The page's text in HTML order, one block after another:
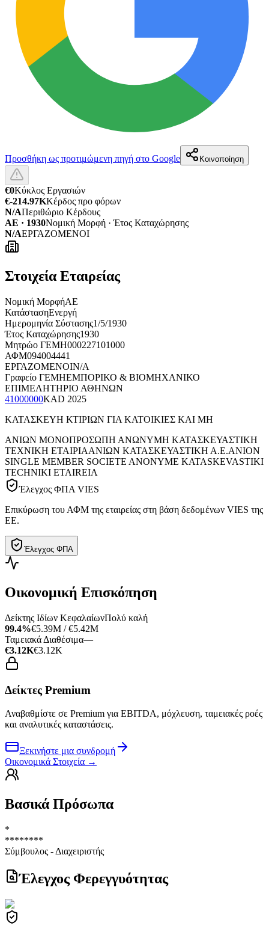
Προσθήκη ως προτιμώμενη πηγή στο Google Κοινοποίηση
€0Κύκλος Εργασιών
€-214.97KΚέρδος προ φόρων
N/AΠεριθώριο Κέρδους
ΑΕ · 1930Νομική Μορφή · Έτος Καταχώρησης
N/AΕΡΓΑΖΟΜΕΝΟΙ
Στοιχεία Εταιρείας
Νομική ΜορφήΑΕ
ΚατάστασηΕνεργή
Ημερομηνία Σύστασης1/5/1930
Έτος Καταχώρησης1930
Μητρώο ΓΕΜΗ000227101000
ΑΦΜ094004441
ΕΡΓΑΖΟΜΕΝΟΙN/A
Γραφείο ΓΕΜΗΕΜΠΟΡΙΚΟ & ΒΙΟΜΗΧΑΝΙΚΟ
ΕΠΙΜΕΛΗΤΗΡΙΟ ΑΘΗΝΩΝ
41000000KAD 2025
ΚΑΤΑΣΚΕΥΗ ΚΤΙΡΙΩΝ ΓΙΑ ΚΑΤΟΙΚΙΕΣ ΚΑΙ ΜΗ
ΑΝΙΩΝ ΜΟΝΟΠΡΟΣΩΠΗ ΑΝΩΝΥΜΗ ΚΑΤΑΣΚΕΥΑΣΤΙΚΗ
ΤΕΧΝΙΚΗ ΕΤΑΙΡΙΑΑΝΙΩΝ ΚΑΤΑΣΚΕΥΑΣΤΙΚΗ Α.Ε.ANION
SINGLE MEMBER SOCIETE ANONYME KATASKEVASTIKI
TECHNIKI ETAIREIA
Έλεγχος ΦΠΑ VIES
Επικύρωση του ΑΦΜ της εταιρείας στη βάση δεδομένων VIES της
ΕΕ.
Έλεγχος ΦΠΑ
Οικονομική Επισκόπηση
Δείκτης Ιδίων ΚεφαλαίωνΠολύ καλή
99.4%€5.39M / €5.42M
Ταμειακά Διαθέσιμα—
€3.12K€3.12K
Δείκτες Premium
Αναβαθμίστε σε Premium για EBITDA, μόχλευση, ταμειακές ροές
και αναλυτικές καταστάσεις.
Ξεκινήστε μια συνδρομή
Οικονομικά Στοιχεία →
Βασικά Πρόσωπα
*
********
Σύμβουλος - Διαχειριστής
Έλεγχος Φερεγγυότητας